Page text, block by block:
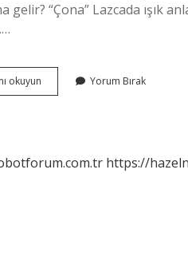
gelir? “Çona” Lazcada ışık
okuyun
Ne
Yorum Bırak
https://